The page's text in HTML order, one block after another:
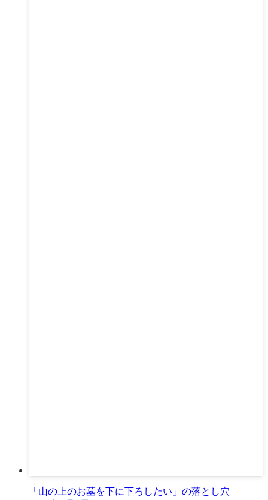
「山の上のお墓を下に下ろしたい」の落とし穴